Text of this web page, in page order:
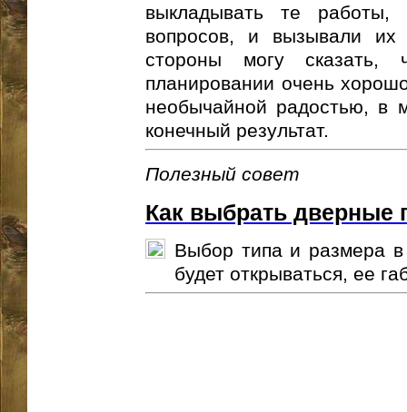
выкладывать те работы,
вопросов, и вызывали
стороны могу
планировании очень
необычайной радостью, в
конечный результат.
Полезный совет
Как выбрать дверные
Выбор типа и размера в
будет открываться, ее